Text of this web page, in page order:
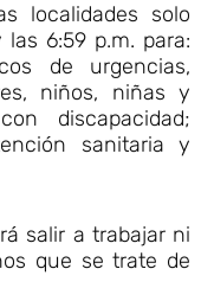
solo
6:59 p.m. para:
de urgencias,
niños, niñas y
discapacidad;
sanitaria y
salir a trabajar ni
que se trate de